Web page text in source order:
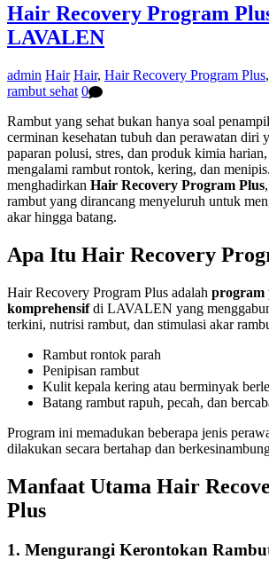
Hair Recovery Program
LAVALEN
admin Hair Hair, Hair Recovery Program Plus,
rambut sehat 0
Rambut yang sehat bukan hanya soal
cerminan kesehatan tubuh dan perawatan diri
paparan polusi, stres, dan produk kimia
mengalami rambut rontok, kering, dan
menghadirkan Hair Recovery Program Plus
rambut yang dirancang menyeluruh untuk
akar hingga batang.
Apa Itu Hair Recovery
Hair Recovery Program Plus adalah program
komprehensifdi LAVALEN yang
terkini, nutrisi rambut, dan stimulasi akar
Rambut rontok parah
Penipisan rambut
Kulit kepala kering atau berminyak
Batang rambut rapuh, pecah, dan
Program ini memadukan beberapa jenis
dilakukan secara bertahap dan
Manfaat Utama Hair
Plus
1. Mengurangi Kerontokan